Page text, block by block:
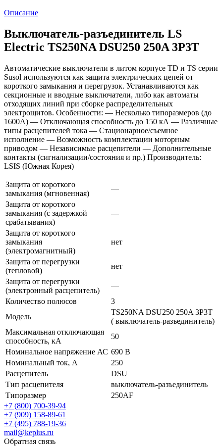
Описание
Выключатель-разъединитель LS
Electric TS250NA DSU250 250A 3P3T
Автоматические выключатели в литом корпусе TD и TS серии
Susol используются как защита электрических цепей от
короткого замыкания и перегрузок. Устанавливаются как
секционные и вводные выключатели, либо как автоматы
отходящих линий при сборке распределительных
электрощитов. Особенности: — Несколько типоразмеров (до
1600А) — Отключающая способность до 150 кА — Различные
типы расцепителей тока — Стационарное/съемное
исполнение — Возможность комплектации моторным
приводом — Независимые расцепители — Дополнительные
контакты (сигнализации/состояния и пр.) Производитель:
LSIS (Южная Корея)
Защита от короткого
замыкания (мгновенная)
—
Защита от короткого
замыкания (с задержкой
срабатывания)
—
Защита от короткого
замыкания
(электромагнитный)
нет
Защита от перегрузки
(тепловой)
нет
Защита от перегрузки
(электронный расцепитель)
—
Количество полюсов
3
Модель
TS250NA DSU250 250A 3P3T
( выключатель-разъединитель)
Максимальная отключающая
способность, кА
50
Номинальное напряжение АС 690 В
Номинальный ток, А
250
Расцепитель
DSU
Тип расцепителя
выключатель-разъединитель
Типоразмер
250AF
+7 (800) 700-39-94
+7 (909) 158-89-61
+7 (495) 788-19-36
mail@keplus.ru
Обратная связь